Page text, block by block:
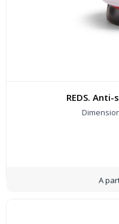
REDS.